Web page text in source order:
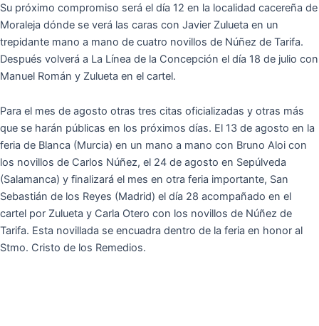
Su próximo compromiso será el día 12 en la localidad cacereña de
Moraleja dónde se verá las caras con Javier Zulueta en un
trepidante mano a mano de cuatro novillos de Núñez de Tarifa.
Después volverá a La Línea de la Concepción el día 18 de julio con
Manuel Román y Zulueta en el cartel.
Para el mes de agosto otras tres citas oficializadas y otras más
que se harán públicas en los próximos días. El 13 de agosto en la
feria de Blanca (Murcia) en un mano a mano con Bruno Aloi con
los novillos de Carlos Núñez, el 24 de agosto en Sepúlveda
(Salamanca) y finalizará el mes en otra feria importante, San
Sebastián de los Reyes (Madrid) el día 28 acompañado en el
cartel por Zulueta y Carla Otero con los novillos de Núñez de
Tarifa. Esta novillada se encuadra dentro de la feria en honor al
Stmo. Cristo de los Remedios.